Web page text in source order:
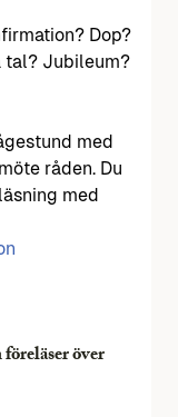
Dop?
tal? Jubileum?
med
råden. Du
med
över